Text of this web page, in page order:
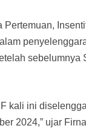
Pertemuan,
kali ini
2024,” ujar